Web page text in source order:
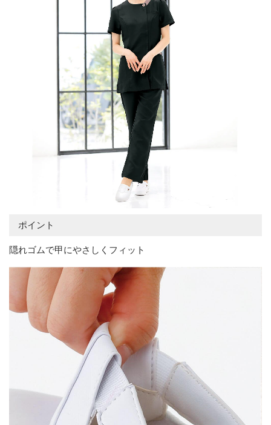
ポイント
隠れゴムで甲にやさしくフィット